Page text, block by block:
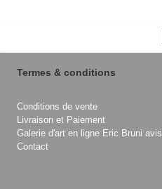
Termes & conditions
Conditions de vente
Livraison et Paiement
Galerie d'art en ligne Eric Bruni avis
Contact